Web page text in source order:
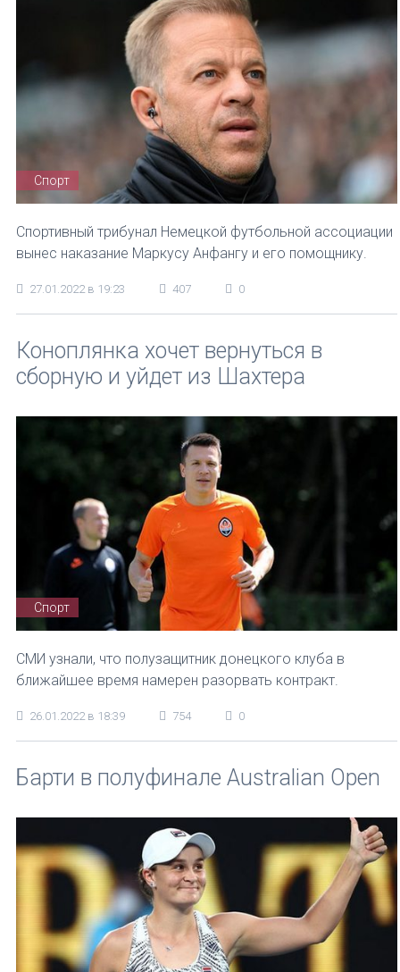
Спорт
Спортивный трибунал Немецкой футбольной ассоциации
вынес наказание Маркусу Анфангу и его помощнику.
27.01.2022 в 19:23 407 0
Коноплянка хочет вернуться в
сборную и уйдет из Шахтера
Спорт
СМИ узнали, что полузащитник донецкого клуба в
ближайшее время намерен разорвать контракт.
26.01.2022 в 18:39 754 0
Барти в полуфинале Australian Open